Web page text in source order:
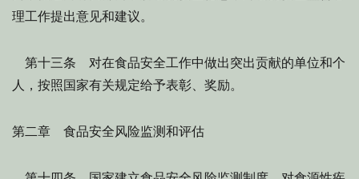
理工作提出意见和建议。
第十三条 对在食品安全工作中做出突出贡献的单位和个
人，按照国家有关规定给予表彰、奖励。
第二章 食品安全风险监测和评估